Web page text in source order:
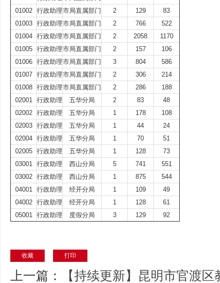
01002
行政助理市局直属部门 2 129
83
01003
行政助理市局直属部门 2 766
522
01004
行政助理市局直属部门 2 2058
1170
01005
行政助理市局直属部门 2 157
106
01006
行政助理市局直属部门 3 804
586
01007
行政助理市局直属部门 2 306
214
01008
行政助理市局直属部门 2 286
188
02001
行政助理 五华分局 2 83
48
02002
行政助理 五华分局 1 178
108
02003
行政助理 五华分局 1 44
24
02004
行政助理 五华分局 1 70
51
02005
行政助理 五华分局 1 128
73
03001
行政助理 西山分局 5 741
551
03002
行政助理 西山分局 1 875
544
04001
行政助理 经开分局 1 109
49
04002
行政助理 经开分局 1 128
61
05001
行政助理 度假分局 3 129 92
收藏 打印
上一篇：
【持续更新】昆明市官渡